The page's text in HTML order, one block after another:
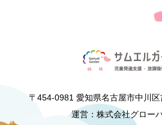
〒454-0981 愛知県名古屋市中川区
運営：株式会社グロー